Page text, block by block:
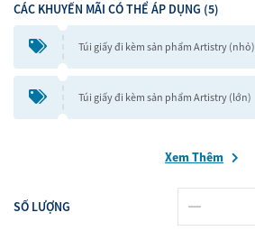
CÁC KHUYẾN MÃI CÓ THỂ ÁP DỤNG (5)
Túi giấy đi kèm sản phẩm Artistry (nhỏ)
Túi giấy đi kèm sản phẩm Artistry (lớn)
Xem Thêm
SỐ LƯỢNG